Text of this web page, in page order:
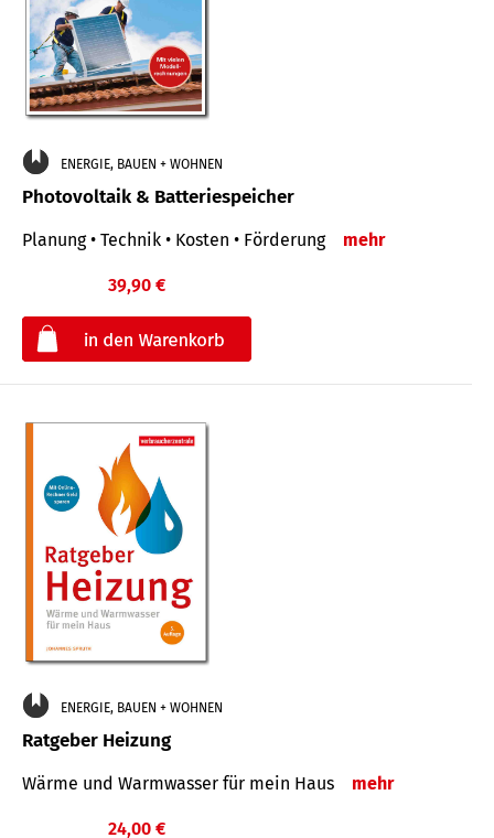
ENERGIE, BAUEN + WOHNEN
Photovoltaik & Batteriespeicher
Planung • Technik • Kosten • Förderung mehr
39,90 €
ENERGIE, BAUEN + WOHNEN
Ratgeber Heizung
Wärme und Warmwasser für mein Haus mehr
24,00 €